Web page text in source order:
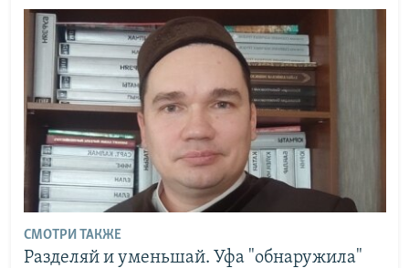
СМОТРИ ТАКЖЕ
Разделяй и уменьшай. Уфа "обнаружила"